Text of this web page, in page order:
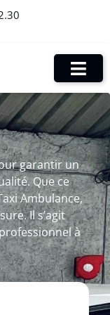
garantir un
Que ce
Ambulance,
Il s’agit
à